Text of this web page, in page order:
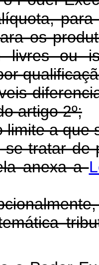
os
livres ou
artigo 2º;
limite a que
tratar de
anexa a